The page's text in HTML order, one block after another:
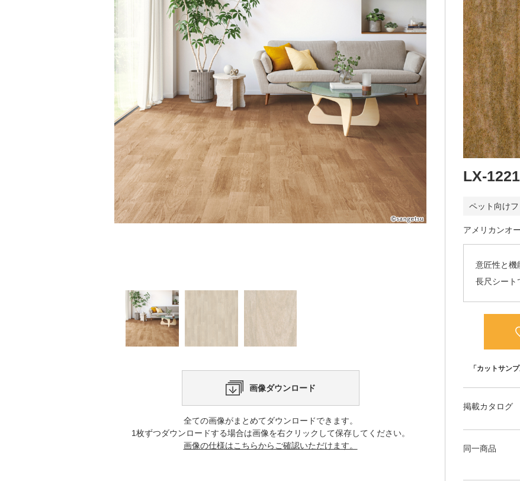
画像ダウンロード
全ての画像がまとめてダウンロードできます。
1枚ずつダウンロードする場合は画像を右クリックして保存してください。
画像の仕様はこちらからご確認いただけます。
LX-
ペット向け
アメリカンオ
意匠性と機
長尺シート
「カットサン
掲載カタログ
同一商品